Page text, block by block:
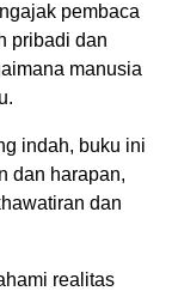
pembaca
pribadi dan
manusia
indah, buku ini
dan harapan,
dan
realitas